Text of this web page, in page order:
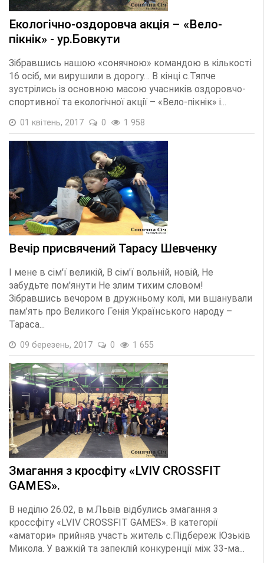
Екологічно-оздоровча акція – «Вело-
пікнік» - ур.Бовкути
Зібравшись нашою «сонячною» командою в кількості
16 осіб, ми вирушили в дорогу… В кінці с.Тяпче
зустрілись із основною масою учасників оздоровчо-
спортивної та екологічної акції – «Вело-пікнік» і...
01 квітень, 2017 0 1 958
Вечір присвячений Тарасу Шевченку
І мене в сім'ї великій, В сім'ї вольній, новій, Не
забудьте пом'янути Не злим тихим словом!
Зібравшись вечором в дружньому колі, ми вшанували
пам’ять про Великого Генія Українського народу –
Тараса...
09 березень, 2017 0 1 655
Змагання з кросфіту «LVIV CROSSFIT
GAMES».
В неділю 26.02, в м.Львів відбулись змагання з
кроссфіту «LVIV CROSSFIT GAMES». В категорії
«аматори» прийняв участь житель с.Підбереж Юзьків
Микола. У важкій та запеклій конкуренції між 33-ма...